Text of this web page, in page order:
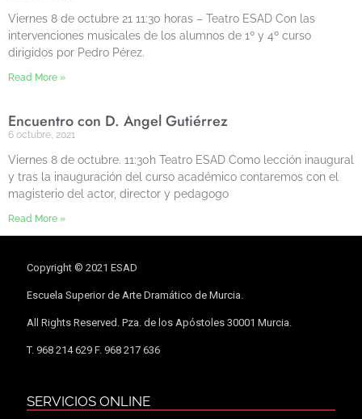
Viernes 8 de octubre 21 11:30 horas – Teatro ESAD Con las
intervenciones musicales de los alumnos de 1º y 4º curso
dirigidos por Pedro Pérez.
Read More »
Encuentro con D. Ángel Gutiérrez
6 octubre, 2021
Viernes 8 de octubre. 11:30h Teatro ESAD Como lección inaugural
y tras la inauguración del curso académico contaremos con el
magisterio del actor, director y pedagogo
Read More »
Copyright © 2021 ESAD
Escuela Superior de Arte Dramático de Murcia.
All Rights Reserved. Pza. de los Apóstoles 30001 Murcia.
T. 968 214 629 F. 968 217 636
SERVICIOS ONLINE